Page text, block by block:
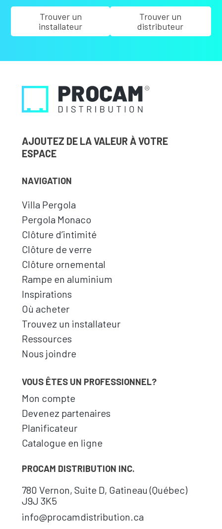
Trouver un
installateur
Trouver un
distributeur
AJOUTEZ DE LA VALEUR À VOTRE
ESPACE
NAVIGATION
Villa Pergola
Pergola Monaco
Clôture d’intimité
Clôture de verre
Clôture ornemental
Rampe en aluminium
Inspirations
Où acheter
Trouvez un installateur
Ressources
Nous joindre
VOUS ÊTES UN PROFESSIONNEL?
Mon compte
Devenez partenaires
Planificateur
Catalogue en ligne
PROCAM DISTRIBUTION INC.
780 Vernon, Suite D, Gatineau (Québec)
J9J 3K5
info@procamdistribution.ca